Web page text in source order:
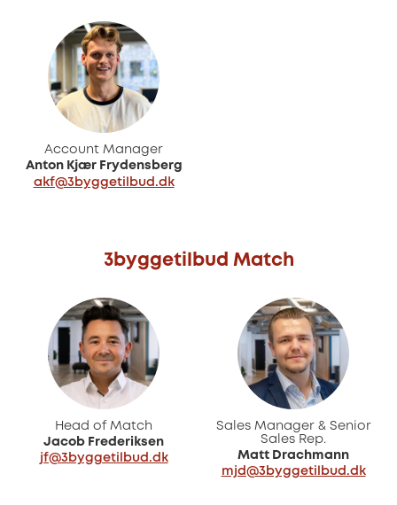
Account Manager
Anton Kjær Frydensberg
akf@3byggetilbud.dk
3byggetilbud Match
Head of Match
Jacob Frederiksen
jf@3byggetilbud.dk
Sales Manager & Senior
Sales Rep.
Matt Drachmann
mjd@3byggetilbud.dk